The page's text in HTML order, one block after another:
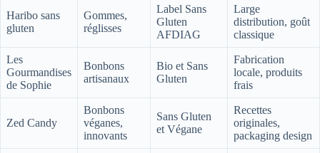
Haribo sans
gluten
Gommes,
réglisses
Label Sans
Gluten
AFDIAG
Large
distribution, goût
classique
Les
Gourmandises
de Sophie
Bonbons
artisanaux
Bio et Sans
Gluten
Fabrication
locale, produits
frais
Zed Candy
Bonbons
véganes,
innovants
Sans Gluten
et Végane
Recettes
originales,
packaging design